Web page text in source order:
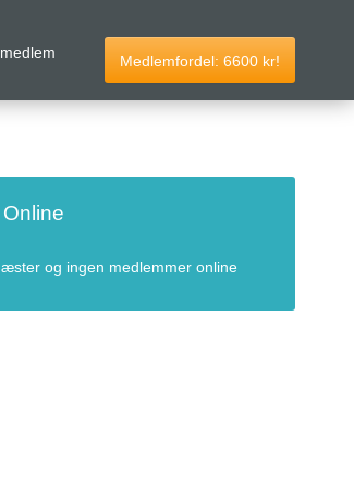
Medlemfordel:6600 kr!
Online
og ingen medlemmer online